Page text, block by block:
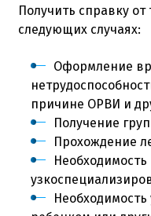
Получить справку
следующих случаях:
Оформление
причине ОРВИ и
Получение
Прохождение